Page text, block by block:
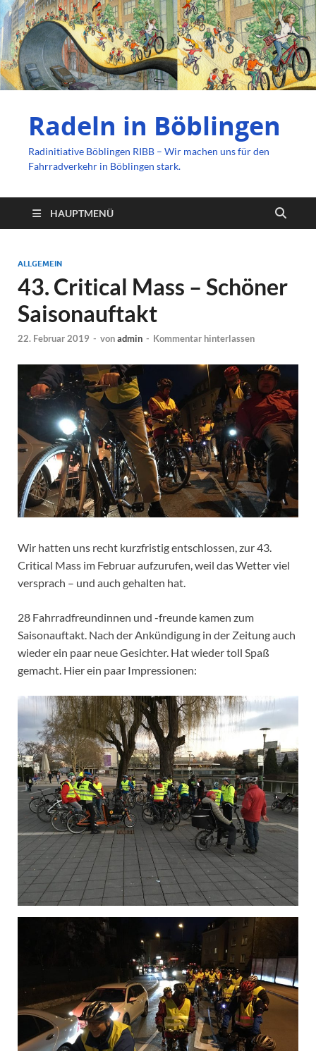
Radeln in Böblingen
Radinitiative Böblingen RIBB – Wir machen uns für den
Fahrradverkehr in Böblingen stark.
HAUPTMENÜ
ALLGEMEIN
43. Critical Mass – Schöner
Saisonauftakt
22. Februar 2019 - vonadmin - Kommentar hinterlassen
Wir hatten uns recht kurzfristig entschlossen, zur 43.
Critical Mass im Februar aufzurufen, weil das Wetter viel
versprach – und auch gehalten hat.
28 Fahrradfreundinnen und -freunde kamen zum
Saisonauftakt. Nach der Ankündigung in der Zeitung auch
wieder ein paar neue Gesichter. Hat wieder toll Spaß
gemacht. Hier ein paar Impressionen: